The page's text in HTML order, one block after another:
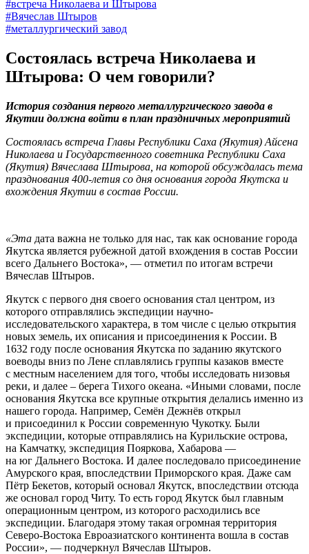
#встреча Николаева и Штырова
#Вячеслав Штыров
#металлургический завод
Состоялась встреча Николаева и
Штырова: О чем говорили?
История создания первого металлургического завода в
Якутии должна войти в план праздничных мероприятий
Состоялась встреча Главы Республики Саха (Якутия) Айсена
Николаева и Государственного советника Республики Саха
(Якутия) Вячеслава Штырова, на которой обсуждалась тема
празднования 400-летия со дня основания города Якутска и
вхождения Якутии в состав России.
«Эта дата важна не только для нас, так как основание города
Якутска является рубежной датой вхождения в состав России
всего Дальнего Востока», — отметил по итогам встречи
Вячеслав Штыров.
Якутск с первого дня своего основания стал центром, из
которого отправлялись экспедиции научно-
исследовательского характера, в том числе с целью открытия
новых земель, их описания и присоединения к России. В
1632 году после основания Якутска по заданию якутского
воеводы вниз по Лене сплавлялись группы казаков вместе
с местным населением для того, чтобы исследовать низовья
реки, и далее – берега Тихого океана. «Иными словами, после
основания Якутска все крупные открытия делались именно из
нашего города. Например, Семён Дежнёв открыл
и присоединил к России современную Чукотку. Были
экспедиции, которые отправлялись на Курильские острова,
на Камчатку, экспедиция Пояркова, Хабарова —
на юг Дальнего Востока. И далее последовало присоединение
Амурского края, впоследствии Приморского края. Даже сам
Пётр Бекетов, который основал Якутск, впоследствии отсюда
же основал город Читу. То есть город Якутск был главным
операционным центром, из которого расходились все
экспедиции. Благодаря этому такая огромная территория
Северо-Востока Евроазиатского континента вошла в состав
России», — подчеркнул Вячеслав Штыров.